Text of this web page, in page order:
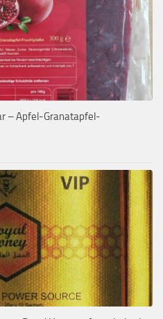
– Apfel-Granatapfel-